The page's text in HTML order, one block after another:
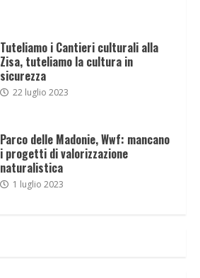
Tuteliamo i Cantieri culturali alla
Zisa, tuteliamo la cultura in
sicurezza
22 luglio 2023
Parco delle Madonie, Wwf: mancano
i progetti di valorizzazione
naturalistica
1 luglio 2023